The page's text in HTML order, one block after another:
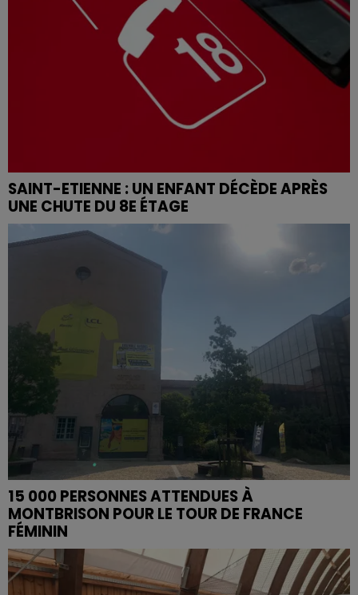
SAINT-ETIENNE : UN ENFANT DÉCÈDE APRÈS
UNE CHUTE DU 8E ÉTAGE
15 000 PERSONNES ATTENDUES À
MONTBRISON POUR LE TOUR DE FRANCE
FÉMININ